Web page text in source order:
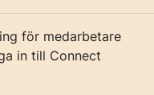
för medarbetare
in till Connect